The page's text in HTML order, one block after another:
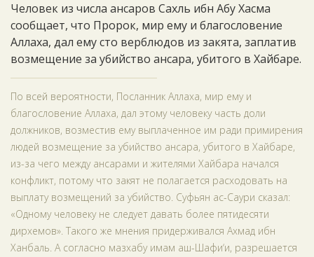
Человек из числа ансаров Сахль ибн Абу Хасма
сообщает, что Пророк, мир ему и благословение
Аллаха, дал ему сто верблюдов из закята, заплатив
возмещение за убийство ансара, убитого в Хайбаре.
По всей вероятности, Посланник Аллаха, мир ему и
благословение Аллаха, дал этому человеку часть доли
должников, возместив ему выплаченное им ради примирения
людей возмещение за убийство ансара, убитого в Хайбаре,
из-за чего между ансарами и жителями Хайбара начался
конфликт, потому что закят не полагается расходовать на
выплату возмещений за убийство. Суфьян ас-Саури сказал:
«Одному человеку не следует давать более пятидесяти
дирхемов». Такого же мнения придерживался Ахмад ибн
Ханбаль. А согласно мазхабу имам аш-Шафи‘и, разрешается